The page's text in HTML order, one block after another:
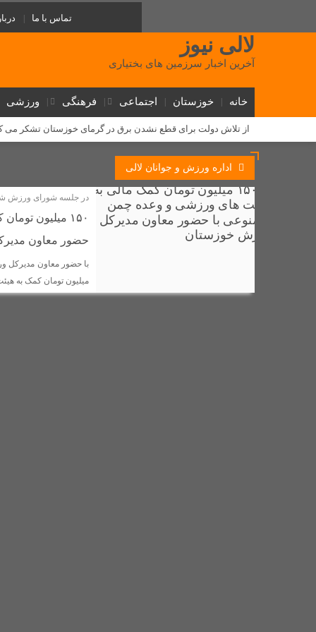
تماس با ما
لالی نیوز
آخرین اخبار سرزمین های بختیاری
خانه خوزستان اجتماعی فرهنگی ورزشی
از تلاش دولت برای قطع نشدن برق در گرمای خوزستان تشکر می
‌طلوع عدالت آموزشی در لالی: گامی تاریخی برای آینده دختران
روابط سرد نماینده و فرماندار لالی؛ (استوری) جنجالی رضا جباری،
دستگیری ۱۰ سارق احشام و اماکن خصوصی در طرح «آرامش در شهر» لالی
مسئولان لالی و حکایت پل کابلی وقتی نفس‌های بلوط به
گامی بلند توسعه ارتباطات در لالی؛ فیبر نوری به شهر می‌رسد و ۵ روستا از اینترنت همراه برخوردار شدند
دستگیری فروشنده عمده شیشه در لالی؛ کشف بیش از ۷۵۰ گرم مواد صنعتی
اداره ورزش و جوانان لالی
در جلسه شورای ورزش
۱۵۰ میلیون
حضور معاون
میلیون تومان کمک به